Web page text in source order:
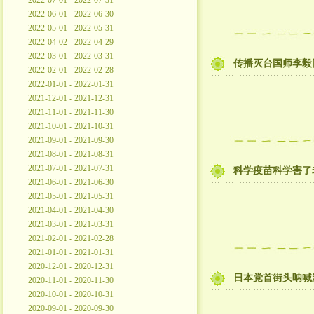
2022-06-01 - 2022-06-30
2022-05-01 - 2022-05-31
2022-04-02 - 2022-04-29
2022-03-01 - 2022-03-31
2022-02-01 - 2022-02-28
2022-01-01 - 2022-01-31
2021-12-01 - 2021-12-31
2021-11-01 - 2021-11-30
2021-10-01 - 2021-10-31
2021-09-01 - 2021-09-30
2021-08-01 - 2021-08-31
2021-07-01 - 2021-07-31
2021-06-01 - 2021-06-30
2021-05-01 - 2021-05-31
2021-04-01 - 2021-04-30
2021-03-01 - 2021-03-31
2021-02-01 - 2021-02-28
2021-01-01 - 2021-01-31
2020-12-01 - 2020-12-31
2020-11-01 - 2020-11-30
2020-10-01 - 2020-10-31
2020-09-01 - 2020-09-30
传播灭台国师李
科学疫苗科学害
日本党首街头呐